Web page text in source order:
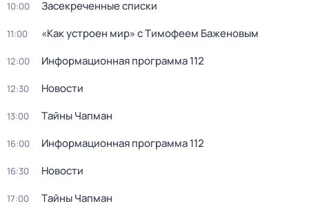
10:00 Заcекрeченные списки
11:00 «Как устроен мир» с Тимофеем Баженовым
12:00 Информационная программа 112
12:30 Новости
13:00 Тaйны Чапман
16:00 Информационная программа 112
16:30 Новости
17:00 Тaйны Чапман